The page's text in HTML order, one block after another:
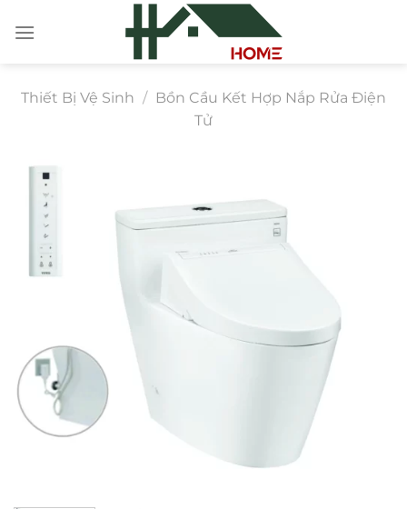
đến
Thiết Bị Vệ Sinh / Bồn Cầu Kết Hợp Nắp Rửa Điện
Tử